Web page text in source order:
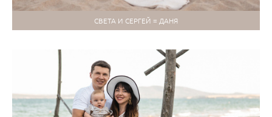
СВЕТА И СЕРГЕЙ = ДАНЯ